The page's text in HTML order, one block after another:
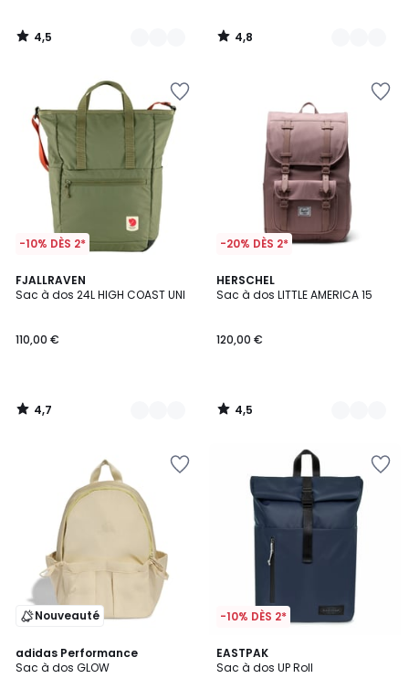
4,5
/
4,8
/
-10% DÈS 2*
FJALLRAVEN
Sac à dos 24L HIGH COAST UNI
110,00 €
4,7
/ 5
5
Couleurs
4,7
/
-20% DÈS 2*
HERSCHEL
Sac à dos LITTLE AMERICA 15
120,00 €
4,5
/ 5
4
Couleurs
4,5
/
Nouveauté
adidas Performance
Sac à dos GLOW
-10% DÈS 2*
EASTPAK
Sac à dos UP Roll
5
/
4
Couleurs